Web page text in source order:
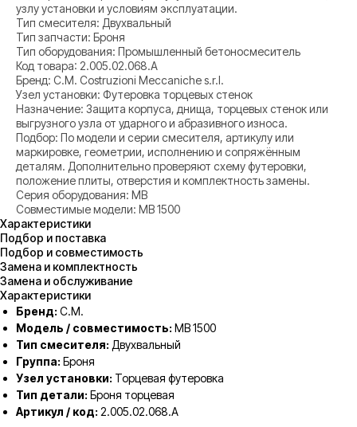
узлу установки и условиям эксплуатации.
Тип смесителя: Двухвальный
Тип запчасти: Броня
Тип оборудования: Промышленный бетоносмеситель
Код товара: 2.005.02.068.A
Бренд: C.M. Costruzioni Meccaniche s.r.l.
Узел установки: Футеровка торцевых стенок
Назначение: Защита корпуса, днища, торцевых стенок или
выгрузного узла от ударного и абразивного износа.
Подбор: По модели и серии смесителя, артикулу или
маркировке, геометрии, исполнению и сопряжённым
деталям. Дополнительно проверяют схему футеровки,
положение плиты, отверстия и комплектность замены.
Серия оборудования: MB
Совместимые модели: MB 1500
Характеристики
Подбор и поставка
Подбор и совместимость
Замена и комплектность
Замена и обслуживание
Характеристики
Бренд: C.M.
Модель / совместимость: MB 1500
Тип смесителя: Двухвальный
Группа: Броня
Узел установки: Торцевая футеровка
Тип детали: Броня торцевая
Артикул / код: 2.005.02.068.A